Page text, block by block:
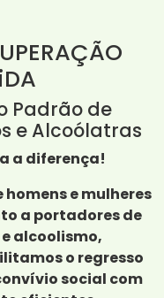
Padrão de
e Alcoólatras
a diferença!
e mulheres
a portadores de
alcoolismo,
o regresso
social com